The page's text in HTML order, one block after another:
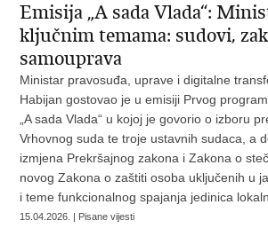
Emisija „A sada Vlada“:
ključnim temama: sudovi,
samouprava
Ministar pravosuđa, uprave i digitalne
Habijan gostovao je u emisiji Prvog
„A sada Vlada“ u kojoj je govorio o izboru
Vrhovnog suda te troje ustavnih sudaca, a
izmjena Prekršajnog zakona i Zakona o
novog Zakona o zaštiti osoba uključenih u
i teme funkcionalnog spajanja jedinica
15.04.2026. | Pisane vijesti